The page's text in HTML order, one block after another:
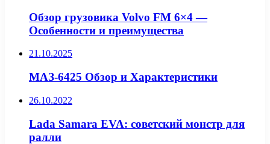
Обзор грузовика Volvo FM 6×4 —
Особенности и преимущества
21.10.2025
МАЗ-6425 Обзор и Характеристики
26.10.2022
Lada Samara EVA: советский монстр для
ралли